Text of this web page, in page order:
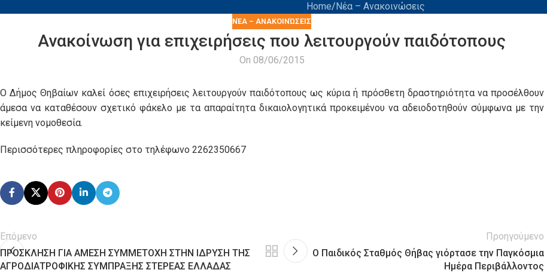
Home Νέα – Ανακοινώσεις
ΝΈΑ – ΑΝΑΚΟΙΝΏΣΕΙΣ
Ανακοίνωση για επιχειρήσεις που λειτουργούν παιδότοπους
On 08/06/2015
Ο Δήμος Θηβαίων καλεί όσες επιχειρήσεις λειτουργούν παιδότοπους ως κύρια ή πρόσθετη δραστηριότητα να προσέλθουν
άμεσα να καταθέσουν σχετικό φάκελο με τα απαραίτητα δικαιολογητικά προκειμένου να αδειοδοτηθούν σύμφωνα με την
κείμενη νομοθεσία.
Περισσότερες πληροφορίες στο τηλέφωνο 2262350667
Επόμενο
ΠΡΟΣΚΛΗΣΗ ΓΙΑ ΑΜΕΣΗ ΣΥΜΜΕΤΟΧΗ ΣΤΗΝ ΙΔΡΥΣΗ ΤΗΣ
ΑΓΡΟΔΙΑΤΡΟΦΙΚΗΣ ΣΥΜΠΡΑΞΗΣ ΣΤΕΡΕΑΣ ΕΛΛΑΔΑΣ
Προηγούμενο
Ο Παιδικός Σταθμός Θήβας γιόρτασε την Παγκόσμια
Ημέρα Περιβάλλοντος